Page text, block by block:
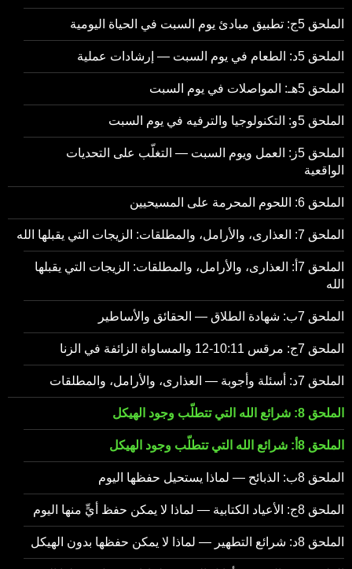
الملحق 5ج: تطبيق مبادئ يوم السبت في الحياة اليومية
الملحق 5د: الطعام في يوم السبت — إرشادات عملية
الملحق 5هـ: المواصلات في يوم السبت
الملحق 5و: التكنولوجيا والترفيه في يوم السبت
الملحق 5ز: العمل ويوم السبت — التغلّب على التحديات
الواقعية
الملحق 6: اللحوم المحرمة على المسيحيين
الملحق 7: العذارى، والأرامل، والمطلقات: الزيجات التي يقبلها الله
الملحق 7أ: العذارى، والأرامل، والمطلقات: الزيجات التي يقبلها
الله
الملحق 7ب: شهادة الطلاق — الحقائق والأساطير
الملحق 7ج: مرقس 10:11-12 والمساواة الزائفة في الزنا
الملحق 7د: أسئلة وأجوبة — العذارى، والأرامل، والمطلقات
الملحق 8: شرائع الله التي تتطلّب وجود الهيكل
الملحق 8أ: شرائع الله التي تتطلّب وجود الهيكل
الملحق 8ب: الذبائح — لماذا يستحيل حفظها اليوم
الملحق 8ج: الأعياد الكتابية — لماذا لا يمكن حفظ أيٍّ منها اليوم
الملحق 8د: شرائع التطهير — لماذا لا يمكن حفظها بدون الهيكل